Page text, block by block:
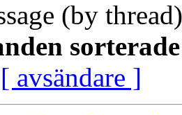
(by
[ avsändare ]